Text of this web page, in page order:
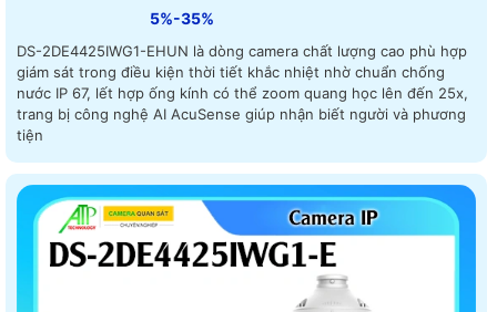
5%-35%
DS-2DE4425IWG1-EHUN là dòng camera chất lượng cao phù hợp
giám sát trong điều kiện thời tiết khắc nhiệt nhờ chuẩn chống
nước IP 67, lết hợp ống kính có thể zoom quang học lên đến 25x,
trang bị công nghệ AI AcuSense giúp nhận biết người và phương
tiện